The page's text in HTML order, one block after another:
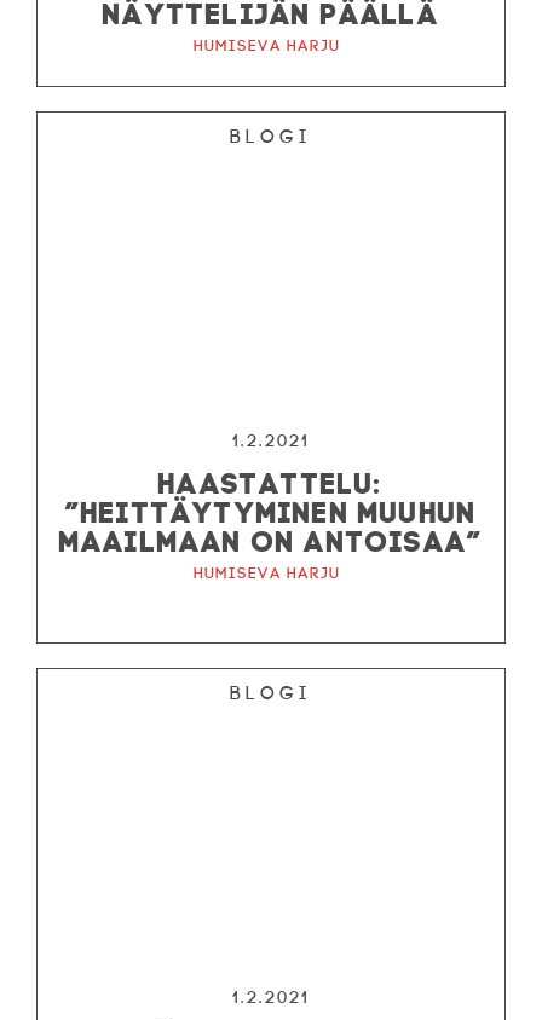
NÄYTTELIJÄN PÄÄLLÄ
Humiseva harju
Blogi
1.2.2021
HAASTATTELU:
”HEITTÄYTYMINEN MUUHUN
MAAILMAAN ON ANTOISAA”
Humiseva harju
Blogi
1.2.2021